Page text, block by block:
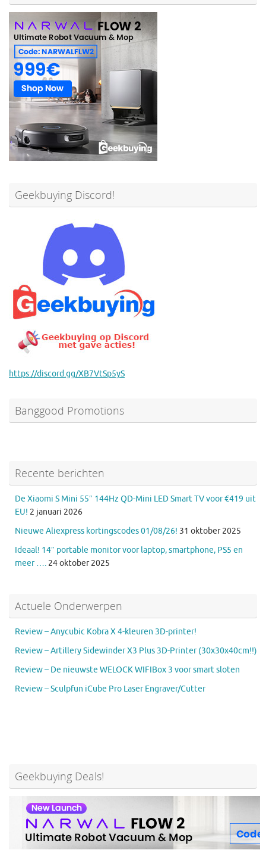
Geekbuying Discord!
https://discord.gg/XB7VtSp5yS
Banggood Promotions
Recente berichten
De Xiaomi S Mini 55″ 144Hz QD-Mini LED Smart TV voor €419 uit
EU! 2 januari 2026
Nieuwe Aliexpress kortingscodes 01/08/26! 31 oktober 2025
Ideaal! 14″ portable monitor voor laptop, smartphone, PS5 en
meer …. 24 oktober 2025
Actuele Onderwerpen
Review – Anycubic Kobra X 4-kleuren 3D-printer!
Review – Artillery Sidewinder X3 Plus 3D-Printer (30x30x40cm!!)
Review – De nieuwste WELOCK WIFIBox 3 voor smart sloten
Review – Sculpfun iCube Pro Laser Engraver/Cutter
Geekbuying Deals!